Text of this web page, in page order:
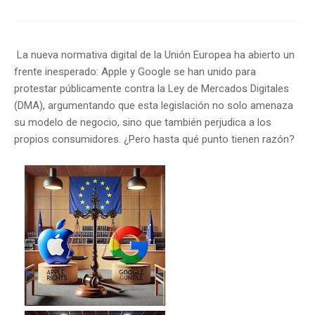
La nueva normativa digital de la Unión Europea ha abierto un
frente inesperado: Apple y Google se han unido para
protestar públicamente contra la Ley de Mercados Digitales
(DMA), argumentando que esta legislación no solo amenaza
su modelo de negocio, sino que también perjudica a los
propios consumidores. ¿Pero hasta qué punto tienen razón?